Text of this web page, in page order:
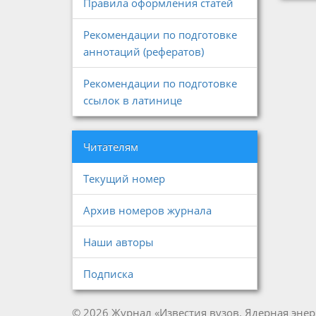
Правила оформления статей
Рекомендации по подготовке
аннотаций (рефератов)
Рекомендации по подготовке
ссылок в латинице
Читателям
Текущий номер
Архив номеров журнала
Наши авторы
Подписка
© 2026 Журнал «Известия вузов. Ядерная